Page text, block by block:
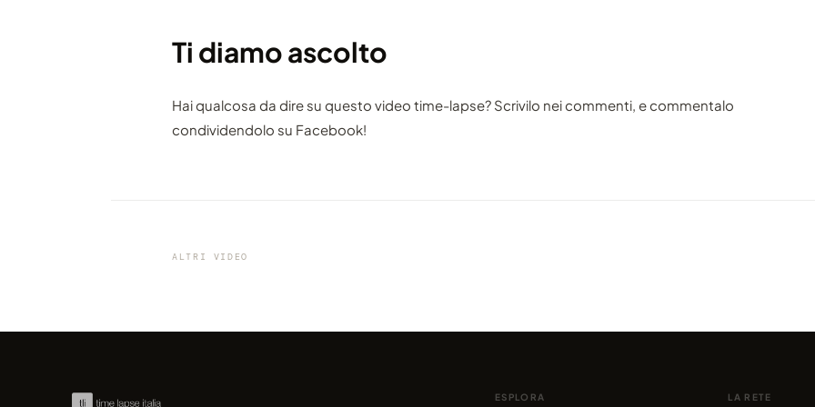
Ti diamo ascolto
Hai qualcosa da dire su questo video time-lapse? Scrivilo nei commenti, e commentalo
condividendolo su Facebook!
ALTRI VIDEO
condiviso da marcofama
ESPLORA LA RETE